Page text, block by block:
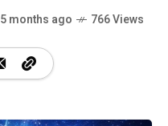
5 months ago 766 Views